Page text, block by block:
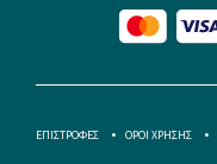
ΕΠΙΣΤΡΟΦΕΣ ΟΡΟΙ ΧΡΗΣΗΣ